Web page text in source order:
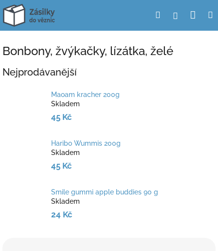
Přejít
obsah
HledatPřihlášení
Bonbony, žvýkačky, lízátka, želé
Nejprodávanější
Maoam kracher 200g
Skladem
45 Kč
Haribo Wummis 200g
Skladem
45 Kč
Smile gummi apple buddies 90 g
Skladem
24 Kč